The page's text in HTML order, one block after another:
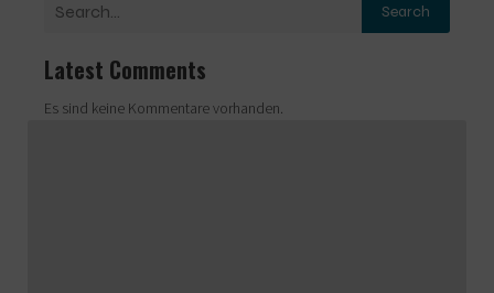
Search
Latest Comments
Es sind keine Kommentare vorhanden.